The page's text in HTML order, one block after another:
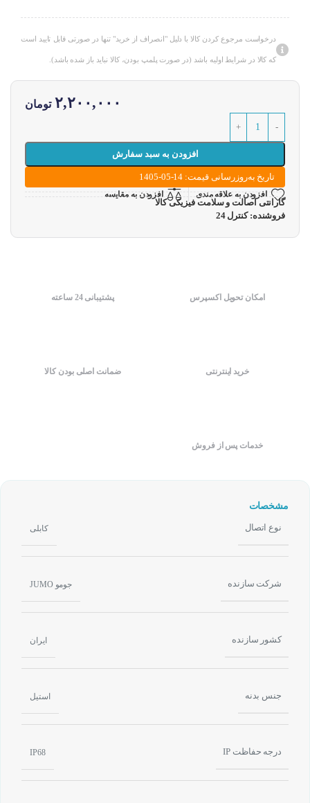
درخواست مرجوع کردن کالا با دلیل "انصراف از خرید" تنها در صورتی قابل تایید است
که کالا در شرایط اولیه باشد (در صورت پلمپ بودن، کالا نباید باز شده باشد).
۲,۲۰۰,۰۰۰ تومان
افزودن به سبد سفارش
تاریخ به‌روزرسانی قیمت: 14-05-1405
افزودن به علاقه مندی افزودن به مقایسه
گارانتی اصالت و سلامت فیزیکی کالا
فروشنده: کنترل 24
امکان تحویل اکسپرس پشتیبانی 24 ساعته
خرید اینترنتی ضمانت اصلی بودن کالا
خدمات پس از فروش
مشخصات
نوع اتصال کابلی
شرکت سازنده جومو JUMO
کشور سازنده ایران
جنس بدنه استیل
درجه حفاظت IP IP68